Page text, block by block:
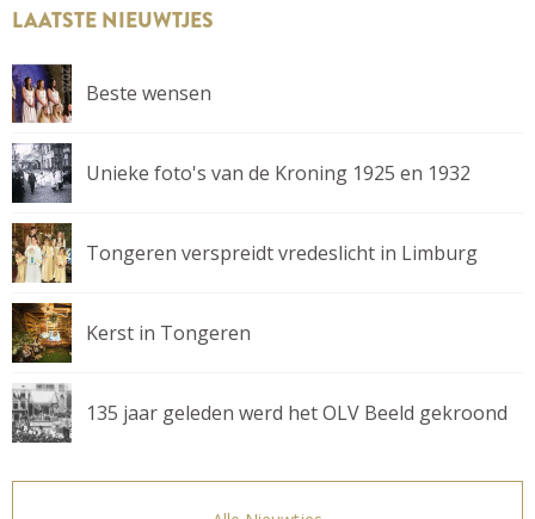
LAATSTE NIEUWTJES
Beste wensen
Unieke foto's van de Kroning 1925 en 1932
Tongeren verspreidt vredeslicht in Limburg
Kerst in Tongeren
135 jaar geleden werd het OLV Beeld gekroond